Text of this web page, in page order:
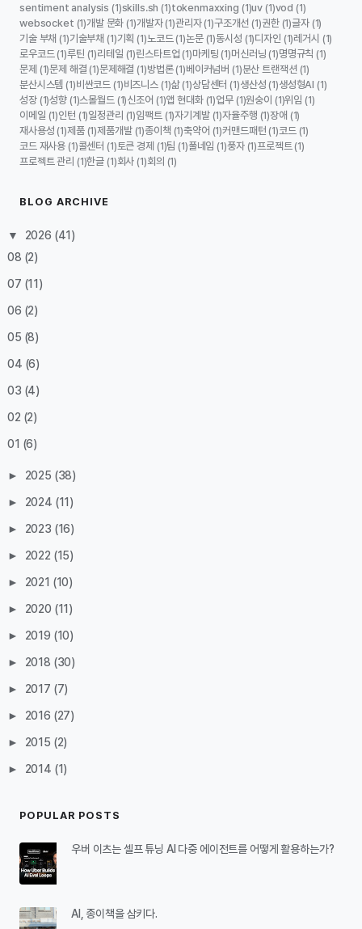
sentiment analysis (1)skills.sh (1)tokenmaxxing (1)uv (1)vod (1)
websocket (1)개발 문화 (1)개발자 (1)관리자 (1)구조개선 (1)권한 (1)글자 (1)
기술 부채 (1)기술부채 (1)기획 (1) 노코드 (1)논문 (1)동시성 (1)디자인 (1)레거시 (1)
로우코드 (1)루틴 (1)리테일 (1)린스타트업 (1)마케팅 (1)머신러닝 (1)명명규칙 (1)
문제 (1)문제 해결 (1)문제해결 (1)방법론 (1)베이커넘버 (1)분산 트랜잭션 (1)
분산시스템 (1)비싼코드 (1)비즈니스 (1)삶 (1)상담센터 (1)생산성 (1)생성형AI (1)
성장 (1)성향 (1)스몰월드 (1)신조어 (1)앱 현대화 (1)업무 (1)원숭이 (1)위임 (1)
이메일 (1)인턴 (1)일정관리 (1)임팩트 (1)자기계발 (1)자율주행 (1)장애 (1)
재사용성 (1)제품 (1)제품개발 (1)종이책 (1)축약어 (1)커맨드패턴 (1)코드 (1)
코드 재사용 (1)콜센터 (1) 토큰 경제 (1)팀 (1)풀네임 (1)풍자 (1)프로젝트 (1)
프로젝트 관리 (1)한글 (1)회사 (1)회의 (1)
BLOG ARCHIVE
▼ 2026 (41)
08 (2)
07 (11)
06 (2)
05 (8)
04 (6)
03 (4)
02 (2)
01 (6)
► 2025 (38)
► 2024 (11)
► 2023 (16)
► 2022 (15)
► 2021 (10)
► 2020 (11)
► 2019 (10)
► 2018 (30)
► 2017 (7)
► 2016 (27)
► 2015 (2)
► 2014 (1)
POPULAR POSTS
우버 이츠는 셀프 튜닝 AI 다중 에이전트를 어떻게 활용하는가?
AI, 종이책을 삼키다.